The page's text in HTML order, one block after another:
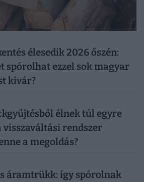
élesedik 2026 őszén:
spórolhat ezzel sok magyar
kivár?
élnek túl egyre
visszaváltási rendszer
a megoldás?
áramtrükk: így spórolnak